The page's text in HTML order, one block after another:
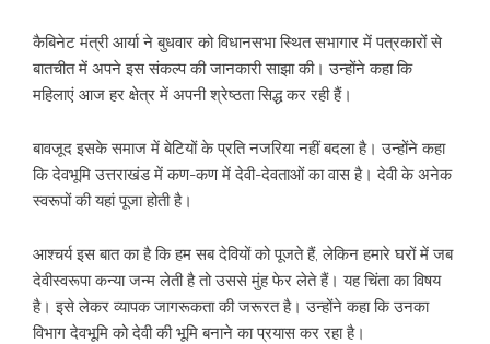
कैबिनेट मंत्री आर्या ने बुधवार को विधानसभा स्थित सभागार में पत्रकारों से
बातचीत में अपने इस संकल्प की जानकारी साझा की। उन्होंने कहा कि
महिलाएं आज हर क्षेत्र में अपनी श्रेष्ठता सिद्ध कर रही हैं।
बावजूद इसके समाज में बेटियों के प्रति नजरिया नहीं बदला है। उन्होंने कहा
कि देवभूमि उत्तराखंड में कण-कण में देवी-देवताओं का वास है। देवी के अनेक
स्वरूपों की यहां पूजा होती है।
आश्चर्य इस बात का है कि हम सब देवियों को पूजते हैं, लेकिन हमारे घरों में जब
देवीस्वरूपा कन्या जन्म लेती है तो उससे मुंह फेर लेते हैं। यह चिंता का विषय
है। इसे लेकर व्यापक जागरूकता की जरूरत है। उन्होंने कहा कि उनका
विभाग देवभूमि को देवी की भूमि बनाने का प्रयास कर रहा है।